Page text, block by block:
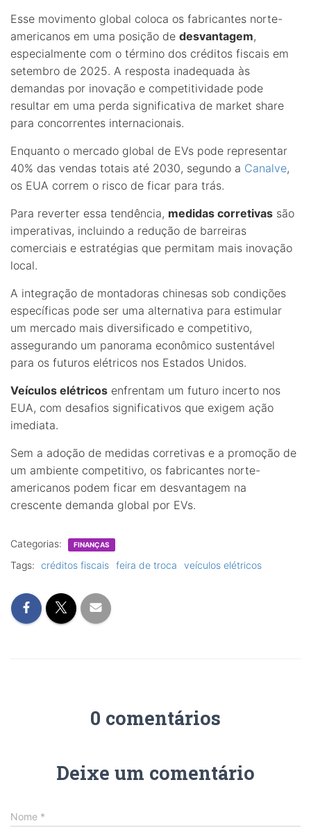
Esse movimento global coloca os fabricantes norte-
americanos em uma posição de desvantagem,
especialmente com o término dos créditos fiscais em
setembro de 2025. A resposta inadequada às
demandas por inovação e competitividade pode
resultar em uma perda significativa de market share
para concorrentes internacionais.
Enquanto o mercado global de EVs pode representar
40% das vendas totais até 2030, segundo a Canalve,
os EUA correm o risco de ficar para trás.
Para reverter essa tendência, medidas corretivas são
imperativas, incluindo a redução de barreiras
comerciais e estratégias que permitam mais inovação
local.
A integração de montadoras chinesas sob condições
específicas pode ser uma alternativa para estimular
um mercado mais diversificado e competitivo,
assegurando um panorama econômico sustentável
para os futuros elétricos nos Estados Unidos.
Veículos elétricos enfrentam um futuro incerto nos
EUA, com desafios significativos que exigem ação
imediata.
Sem a adoção de medidas corretivas e a promoção de
um ambiente competitivo, os fabricantes norte-
americanos podem ficar em desvantagem na
crescente demanda global por EVs.
Categorias: FINANÇAS
Tags: créditos fiscais feira de troca veículos elétricos
0 comentários
Deixe um comentário
Nome *